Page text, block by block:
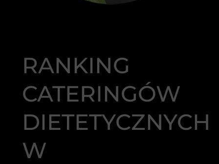
RANKING
CATERINGÓW
DIETETYCZNYCH
W